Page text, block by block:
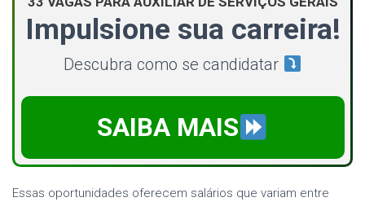
Impulsione sua carreira!
Descubra como se candidatar
SAIBA MAIS
Essas oportunidades oferecem salários que variam entre